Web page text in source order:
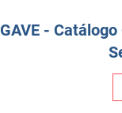
GAVE -